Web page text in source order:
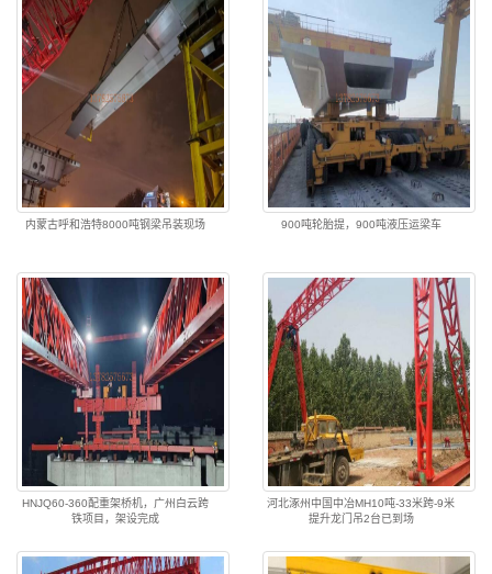
内蒙古呼和浩特8000吨钢梁吊装现场 900吨轮胎提，900吨液压运梁车
HNJQ60-360配重架桥机，广州白云跨
铁项目，架设完成
河北涿州中国中冶MH10吨-33米跨-9米
提升龙门吊2台已到场